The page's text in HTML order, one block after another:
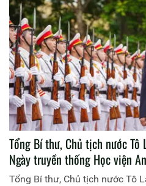
Tổng Bí thư, Chủ tịch nước
Ngày truyền thống Học viện
Tổng Bí thư, Chủ tịch nước Tô